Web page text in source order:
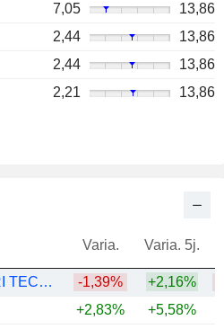
7,05
13,86
2,44
13,86
2,44
13,86
2,21 13,86
Varia. Varia. 5j.
CHONGQING AFARI TECHNOLOGY CO., LTD. -1,39% +2,16%
+2,83% +5,58%